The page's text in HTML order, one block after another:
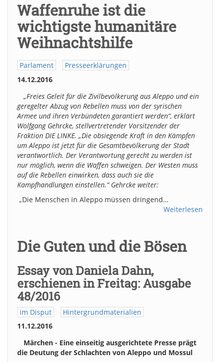
Waffenruhe ist die
wichtigste humanitäre
Weihnachtshilfe
Parlament
Presseerklärungen
14.12.2016
„Freies Geleit für die Zivilbevölkerung aus Aleppo und ein
geregelter Abzug von Rebellen muss von der syrischen
Armee und ihren Verbündeten garantiert werden“, erklärt
Wolfgang Gehrcke, stellvertretender Vorsitzender der
Fraktion DIE LINKE. „Die obsiegende Kraft in den Kämpfen
um Aleppo ist jetzt für die Gesamtbevölkerung der Stadt
verantwortlich. Der Verantwortung gerecht zu werden ist
nur möglich, wenn die Waffen schweigen. Der Westen muss
auf die Rebellen einwirken, dass auch sie die
Kampfhandlungen einstellen.“ Gehrcke weiter:
„Die Menschen in Aleppo müssen dringend…
Weiterlesen
Die Guten und die Bösen
Essay von Daniela Dahn,
erschienen in Freitag: Ausgabe
48/2016
im Disput
Hintergrundmaterialien
11.12.2016
Märchen - Eine einseitig ausgerichtete Presse prägt
die Deutung der Schlachten von Aleppo und Mossul